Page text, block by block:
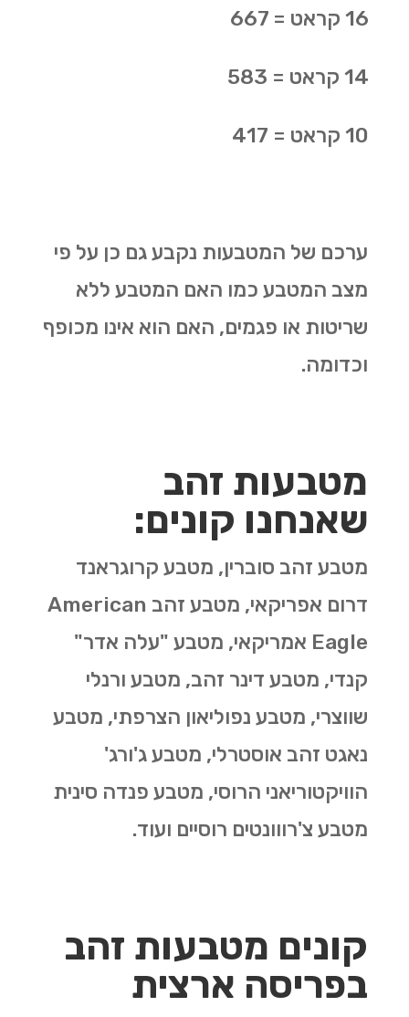
16 קראט = 667
14 קראט = 583
10 קראט = 417
ערכם של המטבעות נקבע גם כן על פי
מצב המטבע כמו האם המטבע ללא
שריטות או פגמים, האם הוא אינו מכופף
וכדומה.
מטבעות זהב
שאנחנו קונים:
מטבע זהב סוברין, מטבע קרוגראנד
דרום אפריקאי, מטבע זהב American
Eagle אמריקאי, מטבע "עלה אדר"
קנדי, מטבע דינר זהב, מטבע ורנלי
שווצרי, מטבע נפוליאון הצרפתי, מטבע
נאגט זהב אוסטרלי, מטבע ג'ורג'
הוויקטוריאני הרוסי, מטבע פנדה סינית
מטבע צ'רווונטים רוסיים ועוד.
קונים מטבעות זהב
בפריסה ארצית